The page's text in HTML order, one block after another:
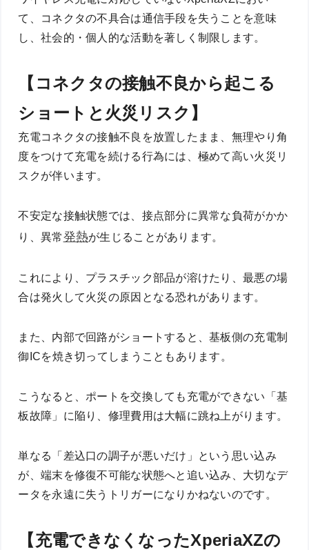
て、コネクタの不具合は通信手段を失うことを意味
し、社会的・個人的な活動を著しく制限します。
【コネクタの接触不良から起こる
ショートと火災リスク】
充電コネクタの接触不良を放置したまま、無理やり角
度をつけて充電を続ける行為には、極めて高い火災リ
スクが伴います。
不安定な接触状態では、接点部分に異常な負荷がかか
り、異常発熱が生じることがあります。
これにより、プラスチック部品が溶けたり、最悪の場
合は発火して火災の原因となる恐れがあります。
また、内部で回路がショートすると、基板側の充電制
御ICを焼き切ってしまうこともあります。
こうなると、ポートを交換しても充電ができない「基
板故障」に陥り、修理費用は大幅に跳ね上がります。
単なる「差込口の調子が悪いだけ」という思い込み
が、端末を修復不可能な状態へと追い込み、大切なデ
ータを永遠に失うトリガーになりかねないのです。
【充電できなくなったXperiaXZの